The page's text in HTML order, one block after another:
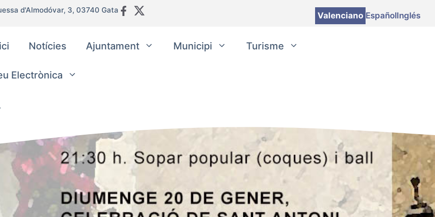
d'Almodóvar, 3, 03740 Gata
Valenciano EspañolInglés
Notícies Ajuntament Municipi Turisme
Electrònica